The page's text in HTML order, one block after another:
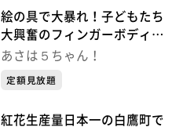
絵の具で大暴れ！子どもたち
大興奮のフィンガーボディペ
インティング
あさは５ちゃん！
定額見放題
紅花生産量日本一の白鷹町で